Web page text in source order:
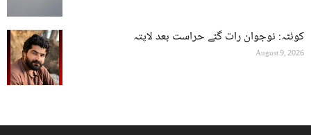
کوئٹہ: نوجوان رات گئے حراست بعد لاپتہ
August 9, 2026